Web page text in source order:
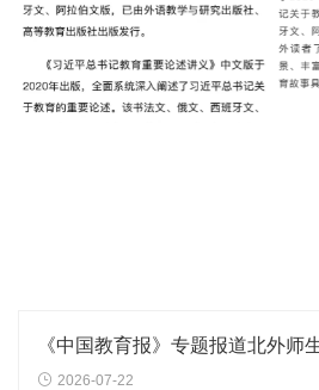
《中国教育报》专题报道北外师
2026-07-22